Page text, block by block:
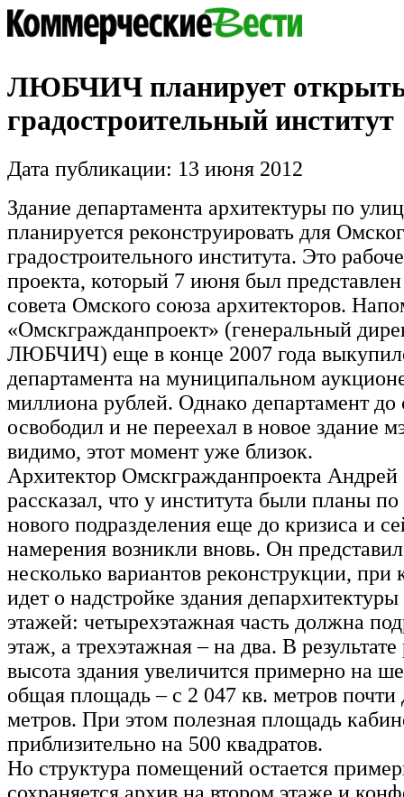
ЛЮБЧИЧ планирует
градостроительный институт
Дата публикации: 13 июня 2012
Здание департамента архитектуры по
планируется реконструировать для
градостроительного института. Это
проекта, который 7 июня был представлен
совета Омского союза архитекторов.
«Омскгражданпроект» (генеральный
ЛЮБЧИЧ) еще в конце 2007 года
департамента на муниципальном
миллиона рублей. Однако департамент до
освободил и не переехал в новое здание
видимо, этот момент уже близок.
Архитектор Омскгражданпроекта
рассказал, что у института были планы
нового подразделения еще до кризиса и
намерения возникли вновь. Он
несколько вариантов реконструкции, при
идет о надстройке здания
этажей: четырехэтажная часть должна
этаж, а трехэтажная – на два. В
высота здания увеличится примерно на
общая площадь – с 2 047 кв. метров почти
метров. При этом полезная площадь
приблизительно на 500 квадратов.
Но структура помещений остается